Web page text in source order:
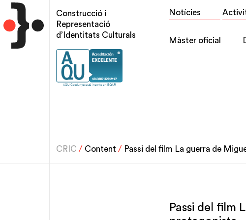
Vés
al
contingut
Construcció i
Representació
d’Identitats Culturals
Top
Notícies
Main
Màster oficial
CRIC / Content/ Passi del film La guerra de
Passi del film